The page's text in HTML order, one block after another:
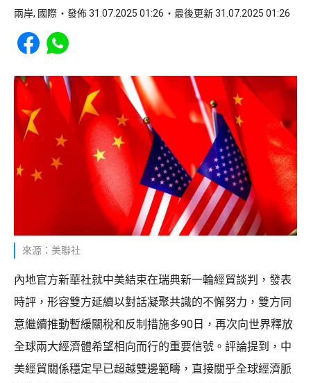
兩岸, 國際 發佈 31.07.2025 01:26 最後更新 31.07.2025 01:26
Share to Facebook
Share to WhatsApp
來源：美聯社
內地官方新華社就中美結束在瑞典新一輪經貿談判，發表
時評，形容雙方延續以對話凝聚共識的不懈努力，雙方同
意繼續推動暫緩關稅和反制措施多90日，再次向世界釋放
全球兩大經濟體希望相向而行的重要信號。評論提到，中
美經貿關係穩定早已超越雙邊範疇，直接關乎全球經濟脈